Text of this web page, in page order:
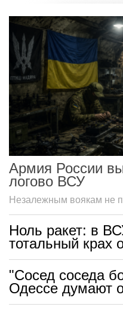
Армия России
логово ВСУ
Незалежным воякам не
Ноль ракет: в
тотальный крах
"Сосед соседа
Одессе думают